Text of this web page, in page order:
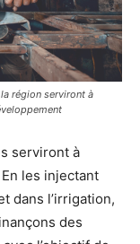
la région serviront à
serviront à
les injectant
dans l’irrigation,
des